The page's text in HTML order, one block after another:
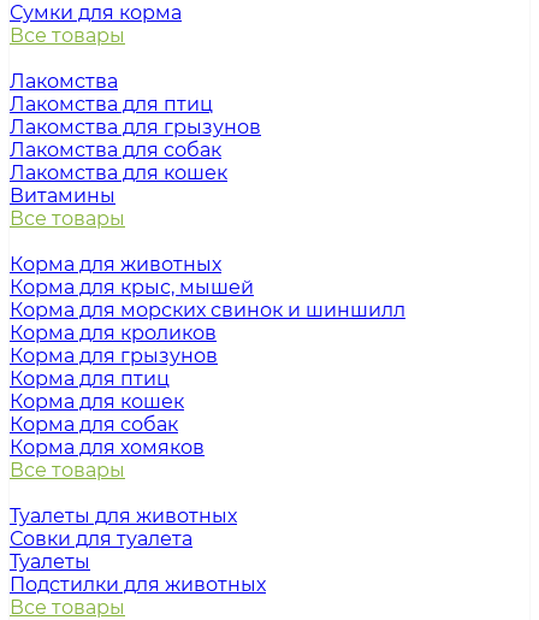
Сумки для корма
Все товары
Лакомства
Лакомства для птиц
Лакомства для грызунов
Лакомства для собак
Лакомства для кошек
Витамины
Все товары
Корма для животных
Корма для крыс, мышей
Корма для морских свинок и шиншилл
Корма для кроликов
Корма для грызунов
Корма для птиц
Корма для кошек
Корма для собак
Корма для хомяков
Все товары
Туалеты для животных
Совки для туалета
Туалеты
Подстилки для животных
Все товары